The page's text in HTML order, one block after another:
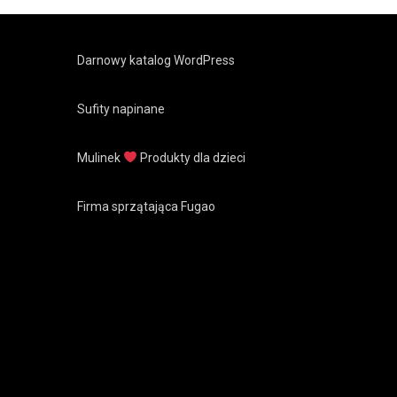
Darnowy katalog WordPress
Sufity napinane
Mulinek Produkty dla dzieci
Firma sprzątająca Fugao